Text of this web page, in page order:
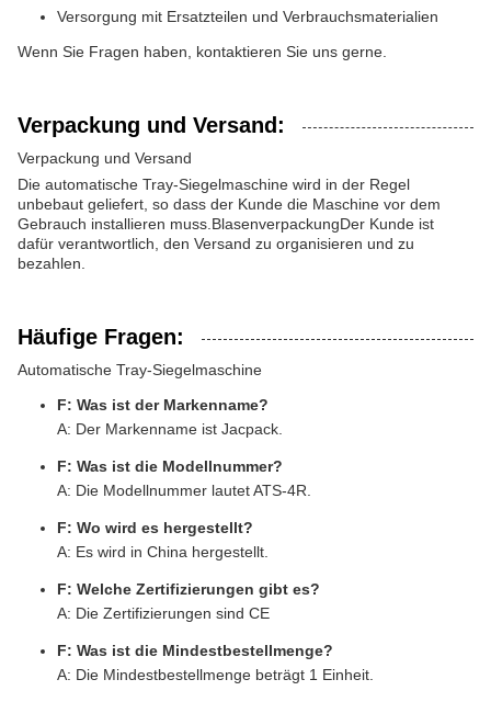
Versorgung mit Ersatzteilen und Verbrauchsmaterialien
Wenn Sie Fragen haben, kontaktieren Sie uns gerne.
Verpackung und Versand:
Verpackung und Versand
Die automatische Tray-Siegelmaschine wird in der Regel
unbebaut geliefert, so dass der Kunde die Maschine vor dem
Gebrauch installieren muss.BlasenverpackungDer Kunde ist
dafür verantwortlich, den Versand zu organisieren und zu
bezahlen.
Häufige Fragen:
Automatische Tray-Siegelmaschine
F: Was ist der Markenname?
A: Der Markenname ist Jacpack.
F: Was ist die Modellnummer?
A: Die Modellnummer lautet ATS-4R.
F: Wo wird es hergestellt?
A: Es wird in China hergestellt.
F: Welche Zertifizierungen gibt es?
A: Die Zertifizierungen sind CE
F: Was ist die Mindestbestellmenge?
A: Die Mindestbestellmenge beträgt 1 Einheit.